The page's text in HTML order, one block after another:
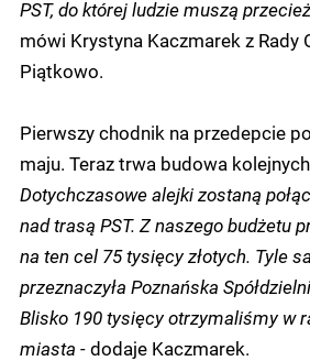
PST, do której ludzie muszą
mówi Krystyna Kaczmarek z Rady
Piątkowo.
Pierwszy chodnik na przedepcie
maju. Teraz trwa budowa
Dotychczasowe alejki zostaną
nad trasą PST. Z naszego budżetu
na ten cel 75 tysięcy złotych. Tyle
przeznaczyła Poznańska
Blisko 190 tysięcy otrzymaliśmy w
miasta -dodaje Kaczmarek.